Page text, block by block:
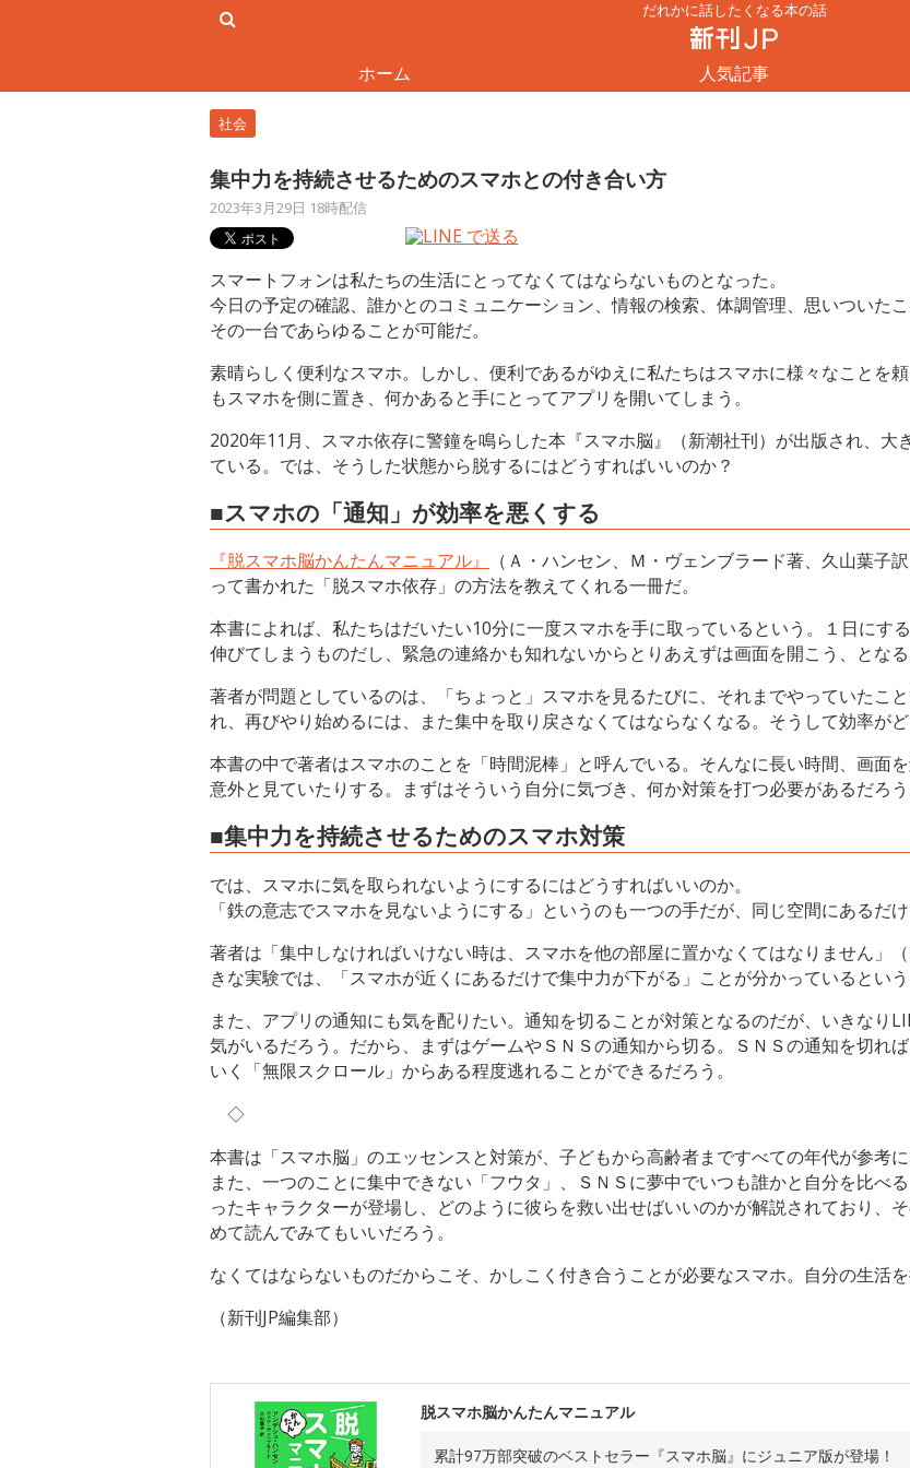
だれかに話したくなる本の話
ホーム 人気記事
社会
集中力を持続させるためのスマホとの付き合い方
2023年3月29日 18時配信
スマートフォンは私たちの生活にとってなくてはならないものとなった。
今日の予定の確認、誰かとのコミュニケーション、情報の検索、体調管理、思いついた
その一台であらゆることが可能だ。
素晴らしく便利なスマホ。しかし、便利であるがゆえに私たちはスマホに様々なことを
もスマホを側に置き、何かあると手にとってアプリを開いてしまう。
2020年11月、スマホ依存に警鐘を鳴らした本『スマホ脳』（新潮社刊）が出版され、
ている。では、そうした状態から脱するにはどうすればいいのか？
■スマホの「通知」が効率を悪くする
『脱スマホ脳かんたんマニュアル』
（Ａ・ハンセン、Ｍ・ヴェンブラード著、久山葉子
って書かれた「脱スマホ依存」の方法を教えてくれる一冊だ。
本書によれば、私たちはだいたい10分に一度スマホを手に取っているという。１日にす
伸びてしまうものだし、緊急の連絡かも知れないからとりあえずは画面を開こう、となる
著者が問題としているのは、「ちょっと」スマホを見るたびに、それまでやっていたこ
れ、再びやり始めるには、また集中を取り戻さなくてはならなくなる。そうして効率が
本書の中で著者はスマホのことを「時間泥棒」と呼んでいる。そんなに長い時間、画面
意外と見ていたりする。まずはそういう自分に気づき、何か対策を打つ必要があるだろう
■集中力を持続させるためのスマホ対策
では、スマホに気を取られないようにするにはどうすればいいのか。
「鉄の意志でスマホを見ないようにする」というのも一つの手だが、同じ空間にあるだ
著者は「集中しなければいけない時は、スマホを他の部屋に置かなくてはなりません」
きな実験では、「スマホが近くにあるだけで集中力が下がる」ことが分かっているとい
また、アプリの通知にも気を配りたい。通知を切ることが対策となるのだが、いきなり
気がいるだろう。だから、まずはゲームやＳＮＳの通知から切る。ＳＮＳの通知を切れ
いく「無限スクロール」からある程度逃れることができるだろう。
◇
本書は「スマホ脳」のエッセンスと対策が、子どもから高齢者まですべての年代が参考に
また、一つのことに集中できない「フウタ」、ＳＮＳに夢中でいつも誰かと自分を比べ
ったキャラクターが登場し、どのように彼らを救い出せばいいのかが解説されており、
めて読んでみてもいいだろう。
なくてはならないものだからこそ、かしこく付き合うことが必要なスマホ。自分の生活
（新刊JP編集部）
脱スマホ脳かんたんマニュアル
累計97万部突破のベストセラー『スマホ脳』にジュニア版が登場！